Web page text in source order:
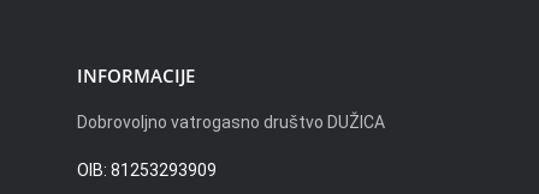
INFORMACIJE
Dobrovoljno vatrogasno društvo DUŽICA
OIB: 81253293909